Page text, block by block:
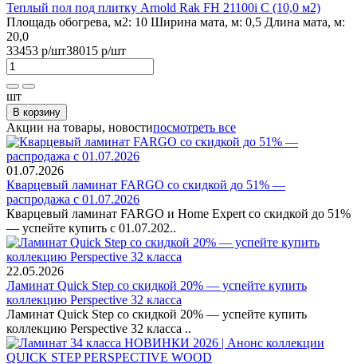
Теплый пол под плитку Arnold Rak FH 21100i С (10,0 м2)
Площадь обогрева, м2: 10 Ширина мата, м: 0,5 Длина мата, м:
20,0
33453 р/шт38015 р/шт
шт
В корзину
Акции на товары, новостипосмотреть все
01.07.2026
Кварцевый ламинат FARGO со скидкой до 51% —
распродажа с 01.07.2026
Кварцевый ламинат FARGO и Home Expert со скидкой до 51%
— успейте купить с 01.07.202..
22.05.2026
Ламинат Quick Step со скидкой 20% — успейте купить
коллекцию Perspective 32 класса
Ламинат Quick Step со скидкой 20% — успейте купить
коллекцию Perspective 32 класса ..